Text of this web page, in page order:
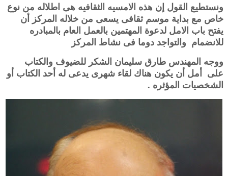
ونستطيع القول إن هذه الامسيه الثقافيه هى اطلاله من نوع
خاص مع بداية موسم ثقافى يسعى من خلاله المركز أن
يفتح باب الامل لدعوة المهتمين بالعمل العام بالمبادره
للانضمام والتواجد دوما فى نشاط المركز
ووجه المهندس طارق سليمان الشكر للضيوف والكتاب
على أمل أن يكون هناك لقاء شهرى يدعى له أحد الكتاب أو
الشخصيات المؤثره .